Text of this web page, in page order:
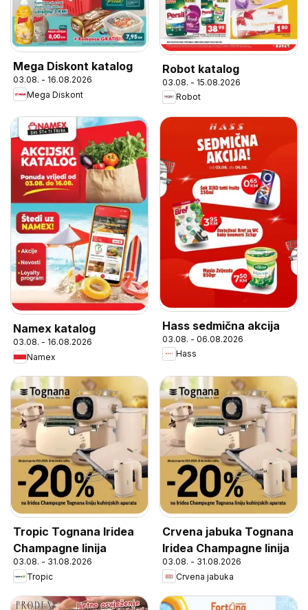
Mega Diskont katalog
03.08. - 16.08.2026
Mega Diskont
Robot katalog
03.08. - 15.08.2026
Robot
Namex katalog
03.08. - 16.08.2026
Namex
Hass sedmična akcija
03.08. - 06.08.2026
Hass
Tropic Tognana Iridea
Champagne linija
03.08. - 31.08.2026
Tropic
Crvena jabuka Tognana
Iridea Champagne linija
03.08. - 31.08.2026
Crvena jabuka